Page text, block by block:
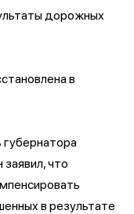
дорожных
в
что
в результате